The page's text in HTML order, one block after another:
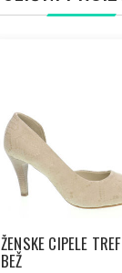
ŽENSKE CIPELE
BEŽ